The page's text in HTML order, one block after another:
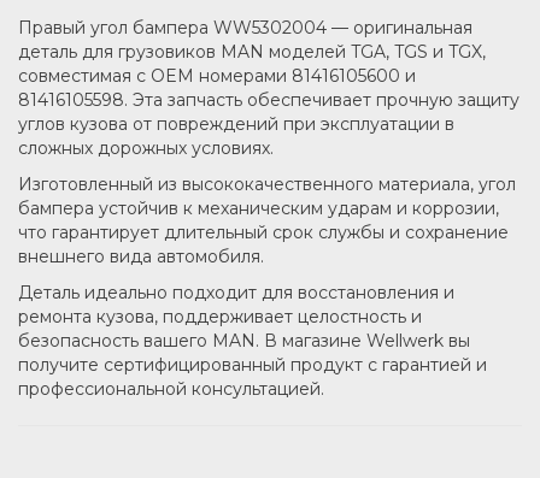
Правый угол бампера WW5302004 — оригинальная
деталь для грузовиков MAN моделей TGA, TGS и TGX,
совместимая с OEM номерами 81416105600 и
81416105598. Эта запчасть обеспечивает прочную защиту
углов кузова от повреждений при эксплуатации в
сложных дорожных условиях.
Изготовленный из высококачественного материала, угол
бампера устойчив к механическим ударам и коррозии,
что гарантирует длительный срок службы и сохранение
внешнего вида автомобиля.
Деталь идеально подходит для восстановления и
ремонта кузова, поддерживает целостность и
безопасность вашего MAN. В магазине Wellwerk вы
получите сертифицированный продукт с гарантией и
профессиональной консультацией.